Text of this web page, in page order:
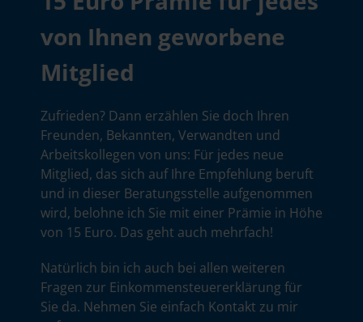
von Ihnen geworbene
Mitglied
Zufrieden? Dann erzählen Sie doch Ihren
Freunden, Bekannten, Verwandten und
Arbeitskollegen von uns: Für jedes neue
Mitglied, das sich auf Ihre Empfehlung beruft
und in dieser Beratungsstelle aufgenommen
wird, belohne ich Sie mit einer Prämie in Höhe
von 15 Euro. Das geht auch mehrfach!
Natürlich bin ich auch bei allen weiteren
Fragen zur Einkommensteuererklärung für
Sie da. Nehmen Sie einfach Kontakt zu mir